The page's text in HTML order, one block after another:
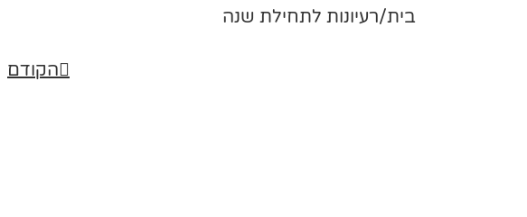
בית/רעיונות לתחילת שנה
הקודם